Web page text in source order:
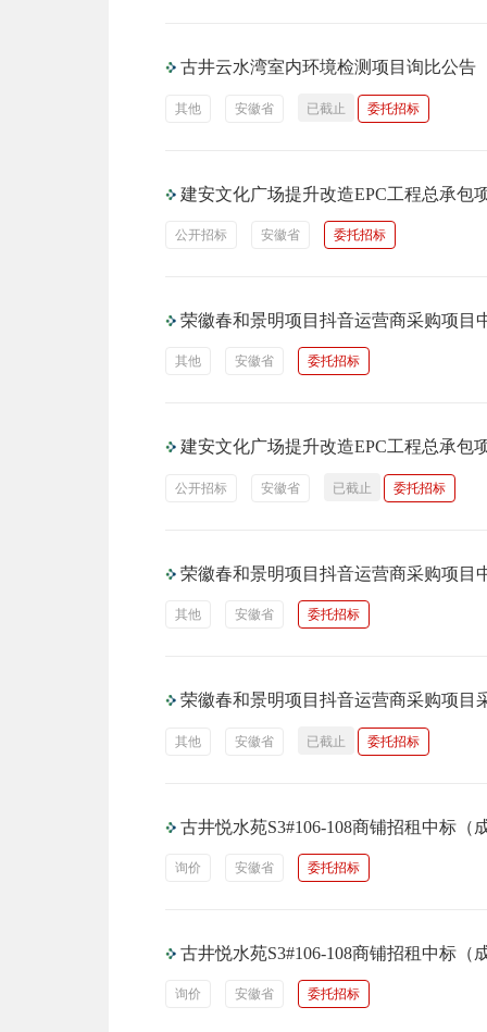
古井云水湾室内环境检测项目询比公告
其他 安徽省 已截止 委托招标
建安文化广场提升改造EPC工程总承包
公开招标 安徽省 委托招标
荣徽春和景明项目抖音运营商采购项目
其他 安徽省 委托招标
建安文化广场提升改造EPC工程总承包
公开招标 安徽省 已截止 委托招标
荣徽春和景明项目抖音运营商采购项目
其他 安徽省 委托招标
荣徽春和景明项目抖音运营商采购项目
其他 安徽省 已截止 委托招标
古井悦水苑S3#106-108商铺招租中标（
询价 安徽省 委托招标
古井悦水苑S3#106-108商铺招租中标（
询价 安徽省 委托招标